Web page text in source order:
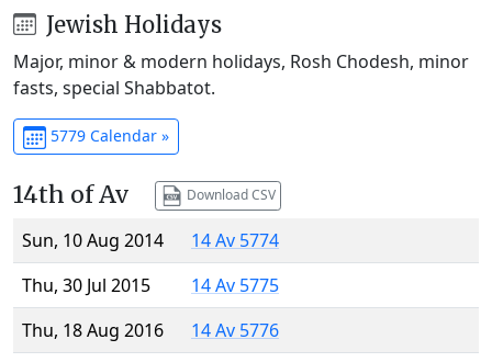
Jewish Holidays
Major, minor & modern holidays, Rosh Chodesh, minor
fasts, special Shabbatot.
5779 Calendar »
14th of Av Download CSV
Sun, 10 Aug 2014
14 Av 5774
Thu, 30 Jul 2015
14 Av 5775
Thu, 18 Aug 2016
14 Av 5776